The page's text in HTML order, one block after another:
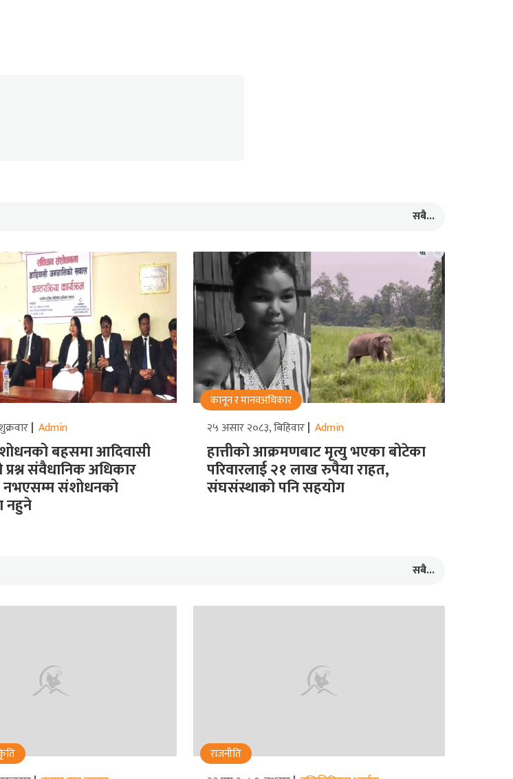
सबै...
Admin
बहसमा आदिवासी
संवैधानिक अधिकार
नभएसम्म संशोधनको
नहुने
कानून र मानवअधिकार
२५ असार २०८३, बिहिवार Admin
हात्तीको आक्रमणबाट मृत्यु भएका बोटेका
परिवारलाई २१ लाख रुपैया राहत,
संघसंस्थाको पनि सहयोग
सबै...
राजनीति